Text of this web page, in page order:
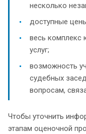
несколько
доступные
весь комплекс
услуг;
возможность
судебных
вопросам,
Чтобы уточнить
этапам оценочной